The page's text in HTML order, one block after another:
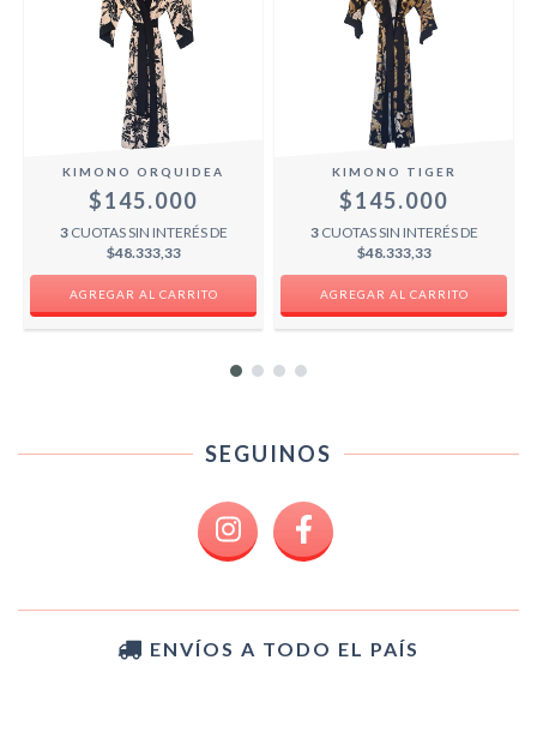
KIMONO ORQUIDEA
$145.000
3 CUOTAS SIN INTERÉS DE
$48.333,33
KIMONO TIGER
$145.000
3 CUOTAS SIN INTERÉS DE
$48.333,33
SEGUINOS
ENVÍOS A TODO EL PAÍS